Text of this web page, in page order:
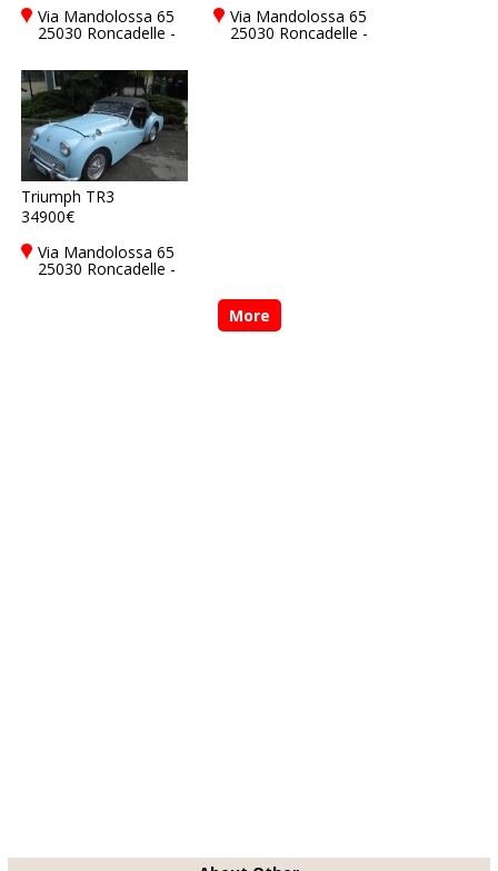
Via Mandolossa 65
25030 Roncadelle -
Via Mandolossa 65
25030 Roncadelle -
Triumph TR3
34900€
Via Mandolossa 65
25030 Roncadelle -
More